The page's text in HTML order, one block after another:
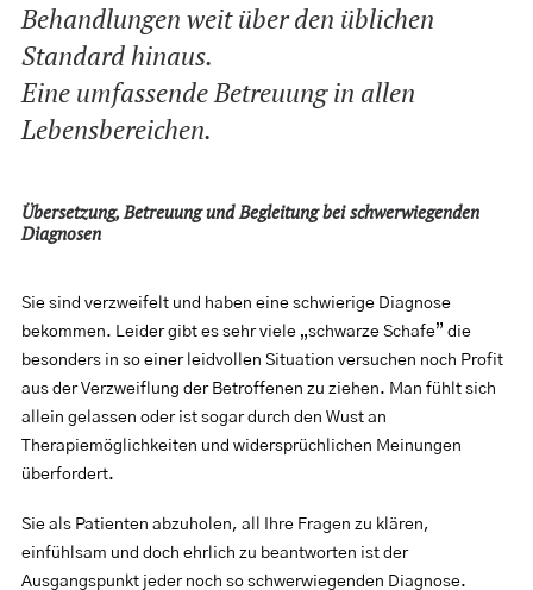
Behandlungen weit über den üblichen
Standard hinaus.
Eine umfassende Betreuung in allen
Lebensbereichen.
Übersetzung, Betreuung und Begleitung bei schwerwiegenden
Diagnosen
Sie sind verzweifelt und haben eine schwierige Diagnose
bekommen. Leider gibt es sehr viele „schwarze Schafe” die
besonders in so einer leidvollen Situation versuchen noch Profit
aus der Verzweiflung der Betroffenen zu ziehen. Man fühlt sich
allein gelassen oder ist sogar durch den Wust an
Therapiemöglichkeiten und widersprüchlichen Meinungen
überfordert.
Sie als Patienten abzuholen, all Ihre Fragen zu klären,
einfühlsam und doch ehrlich zu beantworten ist der
Ausgangspunkt jeder noch so schwerwiegenden Diagnose.